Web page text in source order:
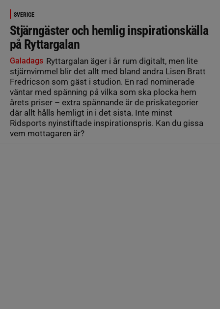
SVERIGE
Stjärngäster och hemlig inspirationskälla
på Ryttargalan
Galadags Ryttargalan äger i år rum digitalt, men lite
stjärnvimmel blir det allt med bland andra Lisen Bratt
Fredricson som gäst i studion. En rad nominerade
väntar med spänning på vilka som ska plocka hem
årets priser – extra spännande är de priskategorier
där allt hålls hemligt in i det sista. Inte minst
Ridsports nyinstiftade inspirationspris. Kan du gissa
vem mottagaren är?